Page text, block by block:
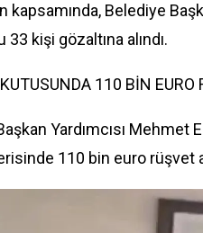
kapsamında, Belediye
33 kişi gözaltına alındı.
110 BİN
Yardımcısı Mehmet
110 bin euro rüşvet